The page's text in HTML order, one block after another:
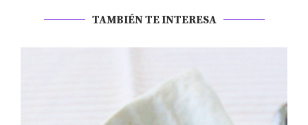
TAMBIÉN TE INTERESA